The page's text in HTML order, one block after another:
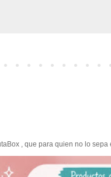
, que para quien no lo sepa